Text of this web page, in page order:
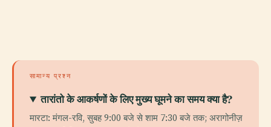
सामान्य प्रश्न
तारांतो के आकर्षणों के लिए मुख्य घूमने का समय क्या है?
मारटा: मंगल-रवि, सुबह 9:00 बजे से शाम 7:30 बजे तक; अरागोनीज़